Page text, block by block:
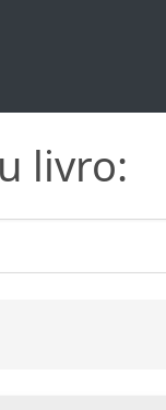
livro: